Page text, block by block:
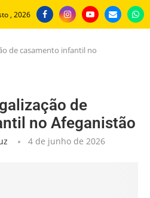
, 2026
de casamento infantil no
de
no Afeganistão
4 de junho de 2026